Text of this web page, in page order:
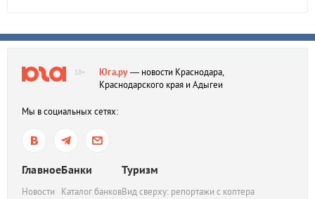
18+ Юга.ру— новости Краснодара,
Краснодарского края и Адыгеи
Мы в социальных сетях:
Главное
Новости
Банки
Каталог банков
Туризм
Вид сверху: репортажи с коптера